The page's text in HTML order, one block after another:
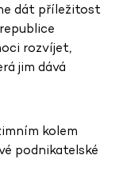
dát příležitost
rozvíjet,
jim dává
kolem
podnikatelské